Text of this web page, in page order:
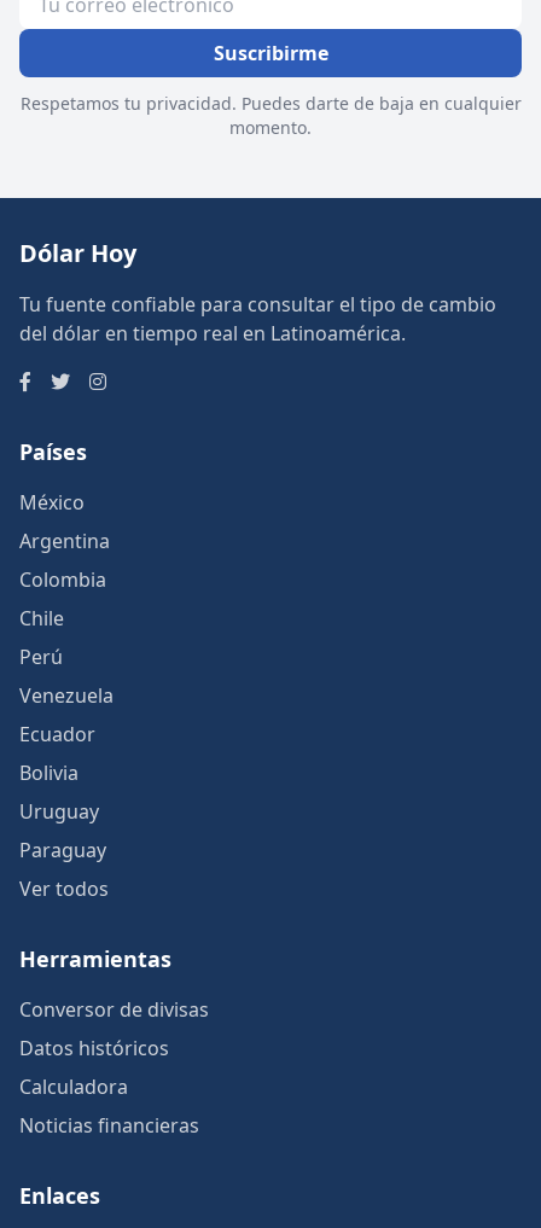
Suscribirme
Respetamos tu privacidad. Puedes darte de baja en cualquier
momento.
Dólar Hoy
Tu fuente confiable para consultar el tipo de cambio
del dólar en tiempo real en Latinoamérica.
Países
México
Argentina
Colombia
Chile
Perú
Venezuela
Ecuador
Bolivia
Uruguay
Paraguay
Ver todos
Herramientas
Conversor de divisas
Datos históricos
Calculadora
Noticias financieras
Enlaces